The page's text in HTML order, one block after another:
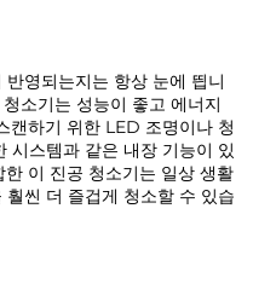
영되는지는 항상 눈에 띕니
소기는 성능이 좋고 에너지
캔하기 위한 LED 조명이나 청
시스템과 같은 내장 기능이 있
이 진공 청소기는 일상 생활
씬 더 즐겁게 청소할 수 있습